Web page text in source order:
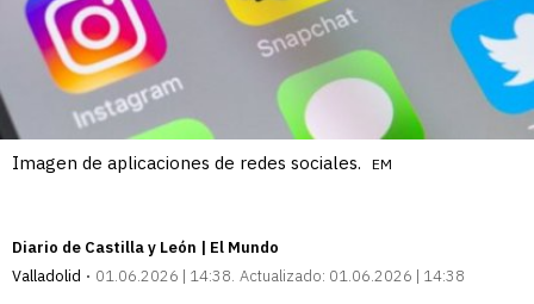
Imagen de aplicaciones de redes sociales. EM
Diario de Castilla y León | El Mundo
Valladolid
01.06.2026 | 14:38 Actualizado: 01.06.2026 | 14:38